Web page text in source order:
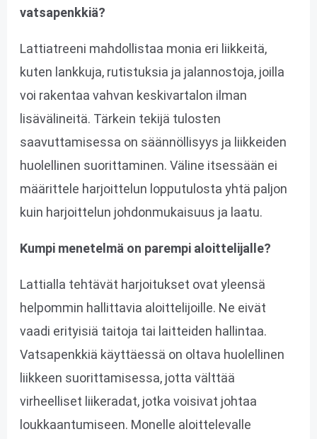
vatsapenkkiä?
Lattiatreeni mahdollistaa monia eri liikkeitä,
kuten lankkuja, rutistuksia ja jalannostoja, joilla
voi rakentaa vahvan keskivartalon ilman
lisävälineitä. Tärkein tekijä tulosten
saavuttamisessa on säännöllisyys ja liikkeiden
huolellinen suorittaminen. Väline itsessään ei
määrittele harjoittelun lopputulosta yhtä paljon
kuin harjoittelun johdonmukaisuus ja laatu.
Kumpi menetelmä on parempi aloittelijalle?
Lattialla tehtävät harjoitukset ovat yleensä
helpommin hallittavia aloittelijoille. Ne eivät
vaadi erityisiä taitoja tai laitteiden hallintaa.
Vatsapenkkiä käyttäessä on oltava huolellinen
liikkeen suorittamisessa, jotta välttää
virheelliset liikeradat, jotka voisivat johtaa
loukkaantumiseen. Monelle aloittelevalle